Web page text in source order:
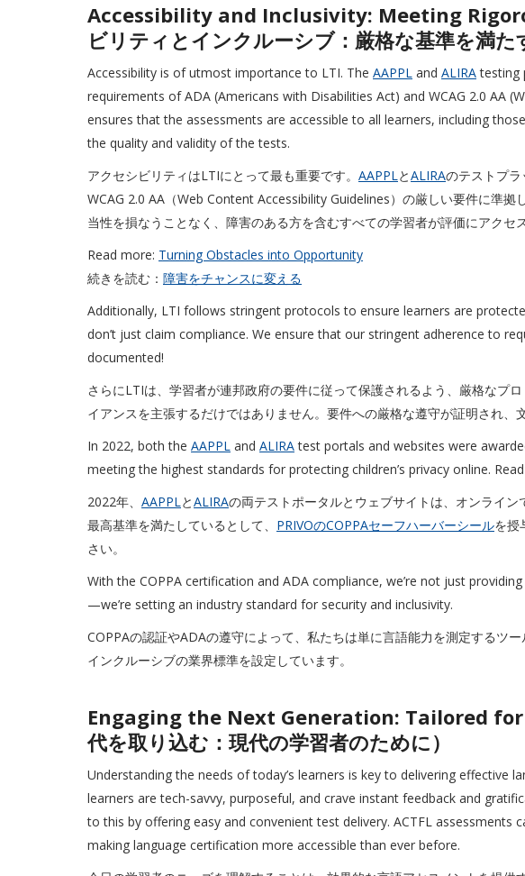
Accessibility and Inclusivity: Meeting
ビリティとインクルーシブ：厳格な基準を満た
Accessibility is of utmost importance to LTI. The AAPPL and ALIRAtesting
requirements of ADA (Americans with Disabilities Act) and WCAG 2.0 AA
ensures that the assessments are accessible to all learners, including
the quality and validity of the tests.
アクセシビリティはLTIにとって最も重要です。 AAPPLとALIRAのテストプ
WCAG 2.0 AA（Web Content Accessibility Guidelines）の厳しい要件に準拠
当性を損なうことなく、障害のある方を含むすべての学習者が評価にアクセ
Read more: Turning Obstacles into Opportunity
続きを読む： 障害をチャンスに変える
Additionally, LTI follows stringent protocols to ensure learners are
don’t just claim compliance. We ensure that our stringent adherence to
documented!
さらにLTIは、学習者が連邦政府の要件に従って保護されるよう、厳格なプ
イアンスを主張するだけではありません。要件への厳格な遵守が証明され、
In 2022, both the AAPPL and ALIRAtest portals and websites were
meeting the highest standards for protecting children’s privacy online.
2022年、 AAPPLとALIRAの両テストポータルとウェブサイトは、オンライ
最高基準を満たしているとして、 PRIVOのCOPPAセーフハーバーシールを授
さい。
With the COPPA certification and ADA compliance, we’re not just
—we’re setting an industry standard for security and inclusivity.
COPPAの認証やADAの遵守によって、私たちは単に言語能力を測定するツ
インクルーシブの業界標準を設定しています。
Engaging the Next Generation: Tailored
代を取り込む：現代の学習者のために）
Understanding the needs of today’s learners is key to delivering effective
learners are tech-savvy, purposeful, and crave instant feedback and
to this by offering easy and convenient test delivery. ACTFL assessments
making language certification more accessible than ever before.